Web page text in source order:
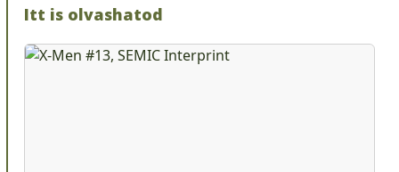
Itt is olvashatod